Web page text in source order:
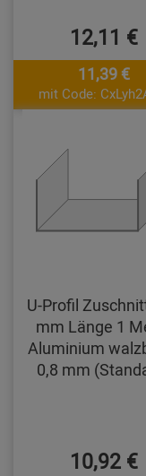
12,11 €
11,39 €
mit Code:
U-Profil
mm Länge 1
Aluminium
0,8 mm
10,92 €